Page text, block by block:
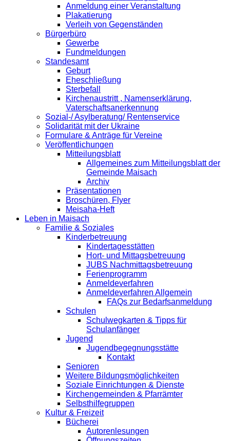
Anmeldung einer Veranstaltung
Plakatierung
Verleih von Gegenständen
Bürgerbüro
Gewerbe
Fundmeldungen
Standesamt
Geburt
Eheschließung
Sterbefall
Kirchenaustritt , Namenserklärung,
Vaterschaftsanerkennung
Sozial-/ Asylberatung/ Rentenservice
Solidarität mit der Ukraine
Formulare & Anträge für Vereine
Veröffentlichungen
Mitteilungsblatt
Allgemeines zum Mitteilungsblatt der
Gemeinde Maisach
Archiv
Präsentationen
Broschüren, Flyer
Meisaha-Heft
Leben in Maisach
Familie & Soziales
Kinderbetreuung
Kindertagesstätten
Hort- und Mittagsbetreuung
JUBS Nachmittagsbetreuung
Ferienprogramm
Anmeldeverfahren
Anmeldeverfahren Allgemein
FAQs zur Bedarfsanmeldung
Schulen
Schulwegkarten & Tipps für
Schulanfänger
Jugend
Jugendbegegnungsstätte
Kontakt
Senioren
Weitere Bildungsmöglichkeiten
Soziale Einrichtungen & Dienste
Kirchengemeinden & Pfarrämter
Selbsthilfegruppen
Kultur & Freizeit
Bücherei
Autorenlesungen